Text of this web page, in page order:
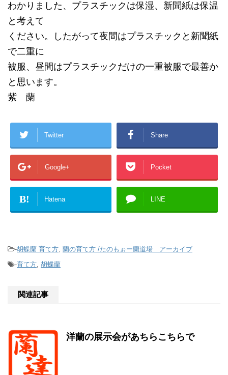
わかりました、プラスチックは保湿、新聞紙は保温
と考えて
ください。したがって夜間はプラスチックと新聞紙
で二重に
被服、昼間はプラスチックだけの一重被服で最善か
と思います。
紫 蘭
Twitter Share
Google+ Pocket
B! Hatena LINE
-胡蝶蘭 育て方, 蘭の育て方 /たのもぉー蘭道場 アーカイブ
-育て方, 胡蝶蘭
関連記事
洋蘭の展示会があちらこちらで